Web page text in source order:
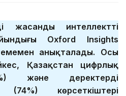
жасанды интеллектті
Oxford Insights
анықталады. Осы
Қазақстан цифрлық
және деректердің
(74%) көрсеткіштері